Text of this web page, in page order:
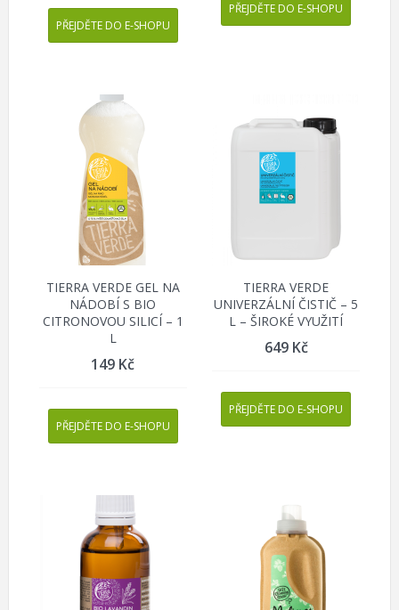
PŘEJDĚTE DO E-SHOPU
PŘEJDĚTE DO E-SHOPU
TIERRA VERDE GEL NA
NÁDOBÍ S BIO
CITRONOVOU SILICÍ – 1
L
149 Kč
PŘEJDĚTE DO E-SHOPU
TIERRA VERDE
UNIVERZÁLNÍ ČISTIČ – 5
L – ŠIROKÉ VYUŽITÍ
649 Kč
PŘEJDĚTE DO E-SHOPU